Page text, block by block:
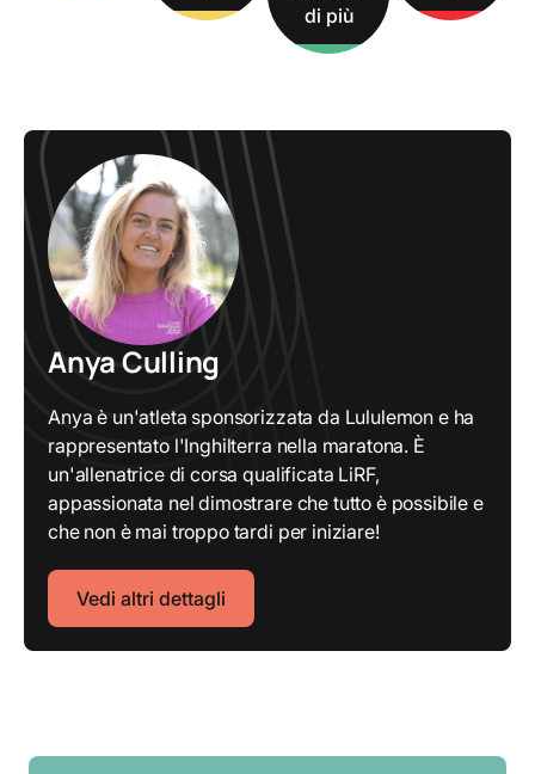
di più
Anya Culling
Anya è un'atleta sponsorizzata da Lululemon e ha
rappresentato l'Inghilterra nella maratona. È
un'allenatrice di corsa qualificata LiRF,
appassionata nel dimostrare che tutto è possibile e
che non è mai troppo tardi per iniziare!
Vedi altri dettagli